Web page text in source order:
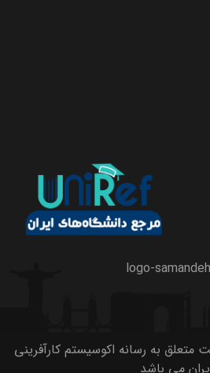
به رسانه اکوسیستم کارآفرینی
می باشد